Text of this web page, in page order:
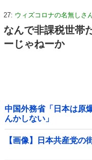
27: ウィズコロナの名無しさ
なんで非課税世帯
ーじゃねーか
中国外務省「日本は原
んかしない」
【画像】日本共産党の